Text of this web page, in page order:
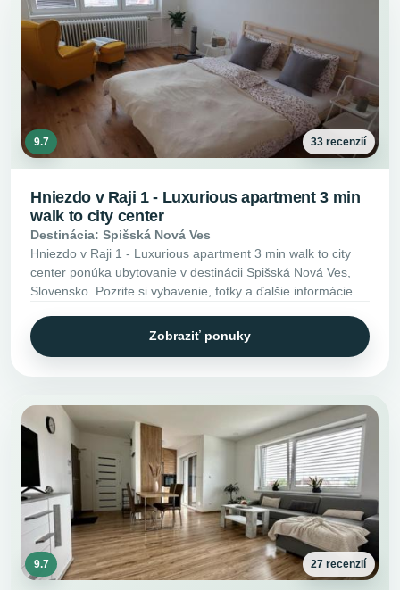
9.7 33 recenzií
Hniezdo v Raji 1 - Luxurious apartment 3 min
walk to city center
Destinácia: Spišská Nová Ves
Hniezdo v Raji 1 - Luxurious apartment 3 min walk to city
center ponúka ubytovanie v destinácii Spišská Nová Ves,
Slovensko. Pozrite si vybavenie, fotky a ďalšie informácie.
Zobraziť ponuky
9.7 27 recenzií